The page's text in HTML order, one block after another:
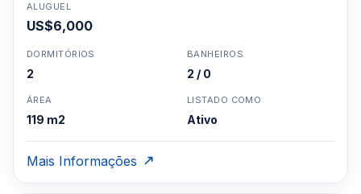
ALUGUEL
US$6,000
DORMITÓRIOS
2
BANHEIROS
2 / 0
ÁREA
119 m2
LISTADO COMO
Ativo
Mais Informações